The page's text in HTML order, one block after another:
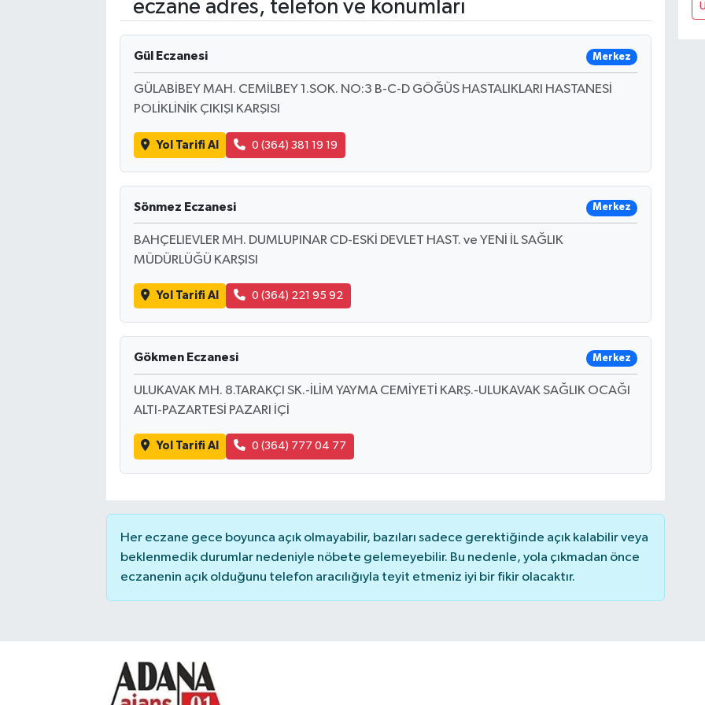
eczane adres, telefon ve konumları
Gül Eczanesi Merkez
GÜLABİBEY MAH. CEMİLBEY 1.SOK. NO:3 B-C-D GÖĞÜS HASTALIKLARI HASTANESİ
POLİKLİNİK ÇIKIŞI KARŞISI
Yol Tarifi Al 0 (364) 381 19 19
Sönmez Eczanesi Merkez
BAHÇELIEVLER MH. DUMLUPINAR CD-ESKİ DEVLET HAST. ve YENİ İL SAĞLIK
MÜDÜRLÜĞÜ KARŞISI
Yol Tarifi Al 0 (364) 221 95 92
Gökmen Eczanesi Merkez
ULUKAVAK MH. 8.TARAKÇI SK.-İLİM YAYMA CEMİYETİ KARŞ.-ULUKAVAK SAĞLIK OCAĞI
ALTI-PAZARTESİ PAZARI İÇİ
Yol Tarifi Al 0 (364) 777 04 77
Her eczane gece boyunca açık olmayabilir, bazıları sadece gerektiğinde açık kalabilir veya
beklenmedik durumlar nedeniyle nöbete gelemeyebilir. Bu nedenle, yola çıkmadan önce
eczanenin açık olduğunu telefon aracılığıyla teyit etmeniz iyi bir fikir olacaktır.